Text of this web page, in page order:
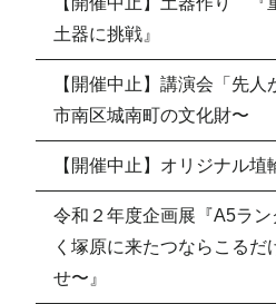
土器に挑戦』
【開催中止】講演会「先
市南区城南町の文化財〜
【開催中止】オリジナル埴
令和２年度企画展『A5ラ
く塚原に来たつならこるだ
せ〜』